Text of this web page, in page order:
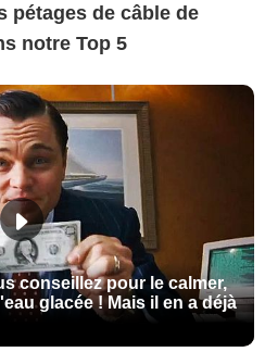
pétages de câble de
notre Top 5
conseillez pour le calmer,
glacée ! Mais il en a déjà